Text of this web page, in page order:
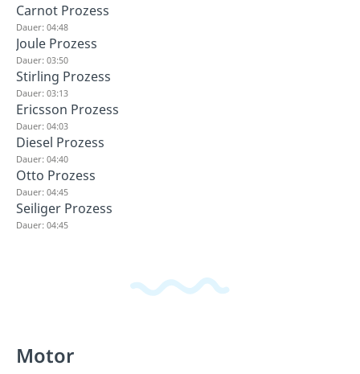
Carnot Prozess
Dauer: 04:48
Joule Prozess
Dauer: 03:50
Stirling Prozess
Dauer: 03:13
Ericsson Prozess
Dauer: 04:03
Diesel Prozess
Dauer: 04:40
Otto Prozess
Dauer: 04:45
Seiliger Prozess
Dauer: 04:45
Motor